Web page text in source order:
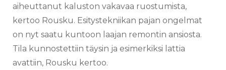
aiheuttanut kaluston vakavaa ruostumista,
kertoo Rousku. Esitystekniikan pajan ongelmat
on nyt saatu kuntoon laajan remontin ansiosta.
Tila kunnostettiin täysin ja esimerkiksi lattia
avattiin, Rousku kertoo.